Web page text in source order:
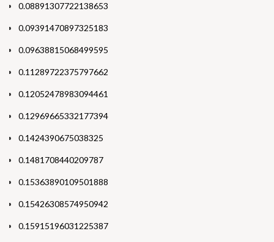
0.08891307722138653
0.09391470897325183
0.09638815068499595
0.11289722375797662
0.12052478983094461
0.12969665332177394
0.1424390675038325
0.1481708440209787
0.15363890109501888
0.15426308574950942
0.15915196031225387